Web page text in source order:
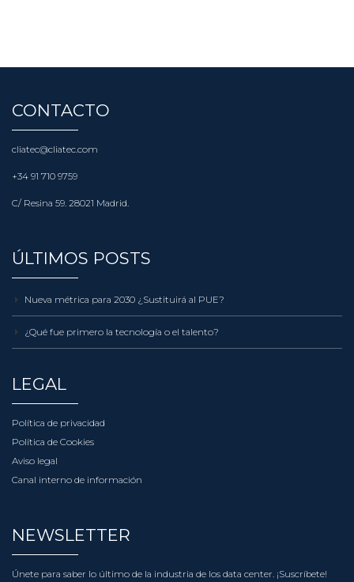
CONTACTO
cliatec@cliatec.com
+34 91 710 9759
C/ Resina 59. 28021 Madrid.
ÚLTIMOS POSTS
Nueva métrica para 2030 ¿Sustituirá al PUE?
¿Qué fue primero la tecnología o el talento?
LEGAL
Política de privacidad
Política de Cookies
Aviso legal
Canal interno de información
NEWSLETTER
Únete para saber lo último de la industria de los data center. ¡Suscríbete!